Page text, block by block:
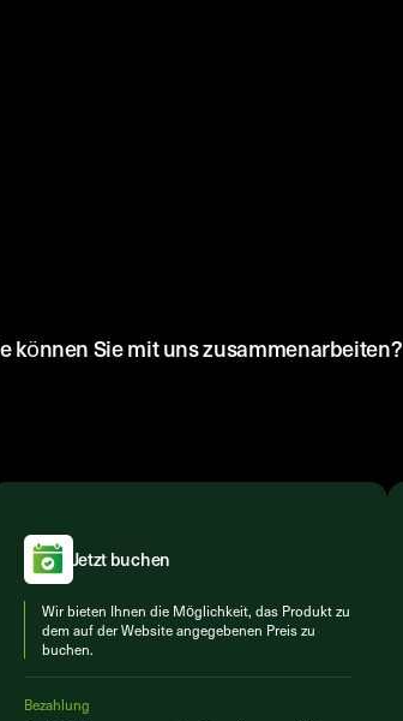
können Sie mit uns zusammenarbeiten?
Jetzt buchen
Wir bieten Ihnen die Möglichkeit, das Produkt zu
dem auf der Website angegebenen Preis zu
buchen.
Bezahlung